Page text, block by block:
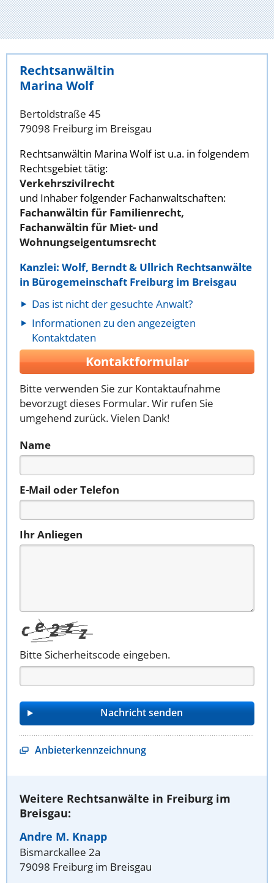
Rechtsanwältin
Marina Wolf
Bertoldstraße 45
79098 Freiburg im Breisgau
Rechtsanwältin Marina Wolf ist u.a. in folgendem
Rechtsgebiet tätig:
Verkehrszivilrecht
und Inhaber folgender Fachanwaltschaften:
Fachanwältin für Familienrecht,
Fachanwältin für Miet- und
Wohnungseigentumsrecht
Kanzlei: Wolf, Berndt & Ullrich Rechtsanwälte
in Bürogemeinschaft Freiburg im Breisgau
Das ist nicht der gesuchte Anwalt?
Informationen zu den angezeigten
Kontaktdaten
Kontaktformular
Bitte verwenden Sie zur Kontaktaufnahme
bevorzugt dieses Formular. Wir rufen Sie
umgehend zurück. Vielen Dank!
Name
E-Mail oder Telefon
Ihr Anliegen
Bitte Sicherheitscode eingeben.
Anbieterkennzeichnung
Weitere Rechtsanwälte in Freiburg im
Breisgau:
Andre M. Knapp
Bismarckallee 2a
79098 Freiburg im Breisgau